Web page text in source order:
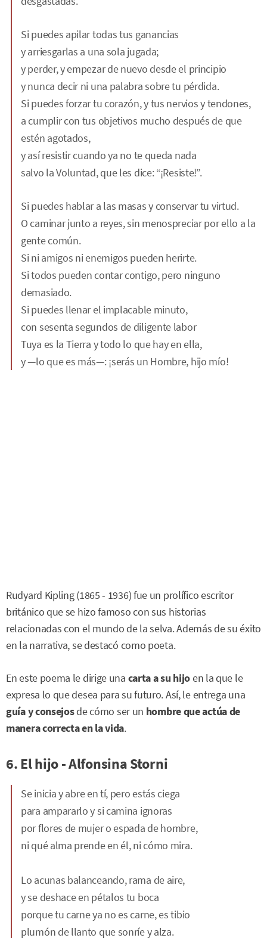
Si puedes apilar todas tus ganancias
y arriesgarlas a una sola jugada;
y perder, y empezar de nuevo desde el principio
y nunca decir ni una palabra sobre tu pérdida.
Si puedes forzar tu corazón, y tus nervios y tendones,
a cumplir con tus objetivos mucho después de que
estén agotados,
y así resistir cuando ya no te queda nada
salvo la Voluntad, que les dice: “¡Resiste!”.
Si puedes hablar a las masas y conservar tu virtud.
O caminar junto a reyes, sin menospreciar por ello a la
gente común.
Si ni amigos ni enemigos pueden herirte.
Si todos pueden contar contigo, pero ninguno
demasiado.
Si puedes llenar el implacable minuto,
con sesenta segundos de diligente labor
Tuya es la Tierra y todo lo que hay en ella,
y —lo que es más—: ¡serás un Hombre, hijo mío!
Rudyard Kipling (1865 - 1936) fue un prolífico escritor
británico que se hizo famoso con sus historias
relacionadas con el mundo de la selva. Además de su éxito
en la narrativa, se destacó como poeta.
En este poema le dirige una carta a su hijoen la que le
expresa lo que desea para su futuro. Así, le entrega una
guía y consejosde cómo ser un hombre que actúa de
manera correcta en la vida.
6. El hijo - Alfonsina Storni
Se inicia y abre en tí, pero estás ciega
para ampararlo y si camina ignoras
por flores de mujer o espada de hombre,
ni qué alma prende en él, ni cómo mira.
Lo acunas balanceando, rama de aire,
y se deshace en pétalos tu boca
porque tu carne ya no es carne, es tibio
plumón de llanto que sonríe y alza.